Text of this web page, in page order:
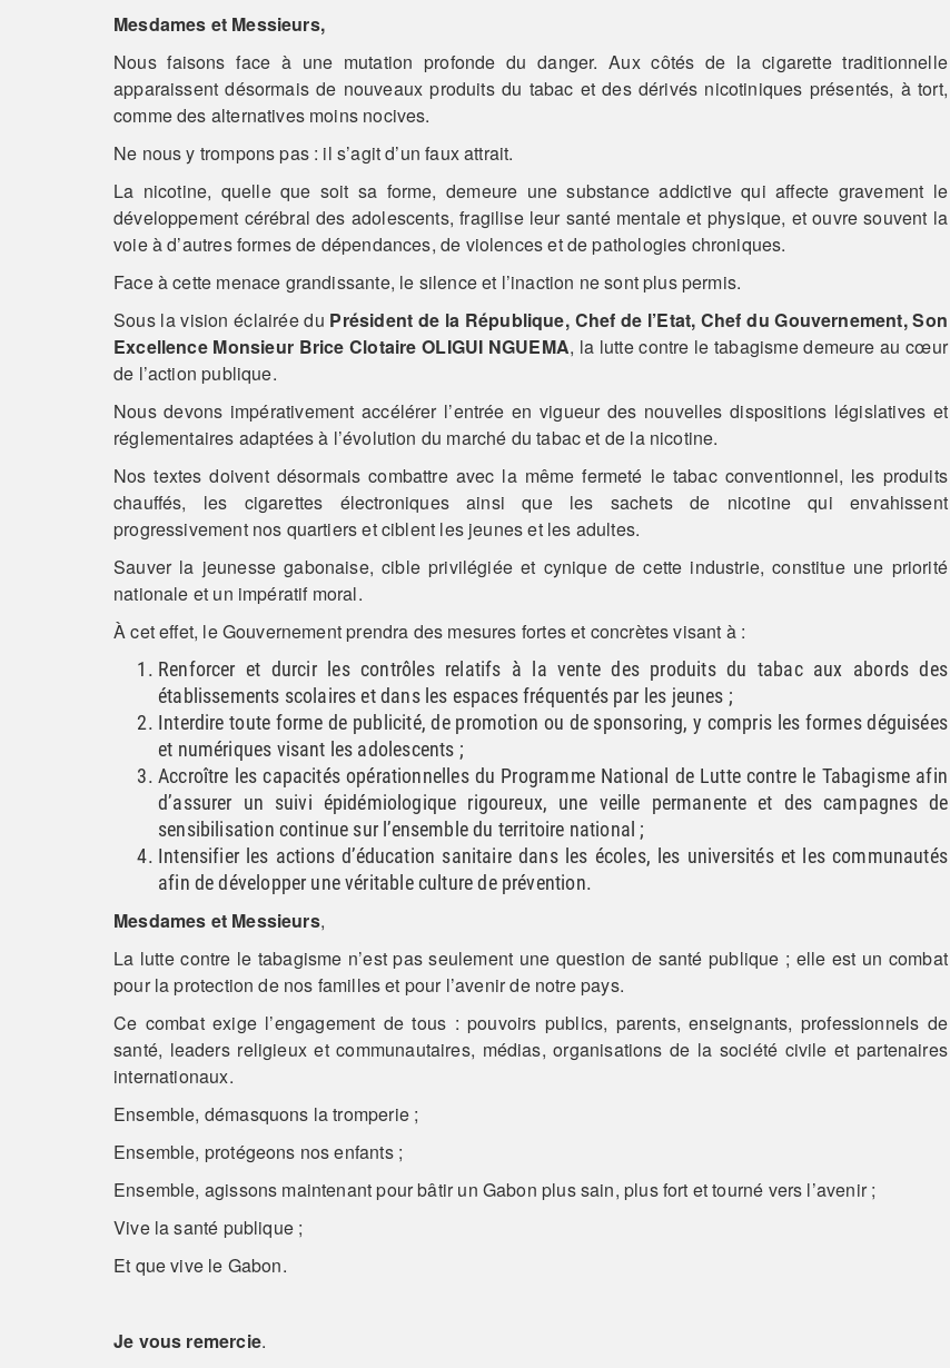
Mesdames et Messieurs,
Nous faisons face à une mutation profonde du danger. Aux côtés de la cigarette traditionnelle
apparaissent désormais de nouveaux produits du tabac et des dérivés nicotiniques présentés, à tort,
comme des alternatives moins nocives.
Ne nous y trompons pas : il s’agit d’un faux attrait.
La nicotine, quelle que soit sa forme, demeure une substance addictive qui affecte gravement le
développement cérébral des adolescents, fragilise leur santé mentale et physique, et ouvre souvent la
voie à d’autres formes de dépendances, de violences et de pathologies chroniques.
Face à cette menace grandissante, le silence et l’inaction ne sont plus permis.
Sous la vision éclairée du Président de la République, Chef de l’Etat, Chef du Gouvernement, Son
Excellence Monsieur Brice Clotaire OLIGUI NGUEMA, la lutte contre le tabagisme demeure au cœur
de l’action publique.
Nous devons impérativement accélérer l’entrée en vigueur des nouvelles dispositions législatives et
réglementaires adaptées à l’évolution du marché du tabac et de la nicotine.
Nos textes doivent désormais combattre avec la même fermeté le tabac conventionnel, les produits
chauffés, les cigarettes électroniques ainsi que les sachets de nicotine qui envahissent
progressivement nos quartiers et ciblent les jeunes et les adultes.
Sauver la jeunesse gabonaise, cible privilégiée et cynique de cette industrie, constitue une priorité
nationale et un impératif moral.
À cet effet, le Gouvernement prendra des mesures fortes et concrètes visant à :
Renforcer et durcir les contrôles relatifs à la vente des produits du tabac aux abords des
établissements scolaires et dans les espaces fréquentés par les jeunes ;
Interdire toute forme de publicité, de promotion ou de sponsoring, y compris les formes déguisées
et numériques visant les adolescents ;
Accroître les capacités opérationnelles du Programme National de Lutte contre le Tabagisme afin
d’assurer un suivi épidémiologique rigoureux, une veille permanente et des campagnes de
sensibilisation continue sur l’ensemble du territoire national ;
Intensifier les actions d’éducation sanitaire dans les écoles, les universités et les communautés
afin de développer une véritable culture de prévention.
Mesdames et Messieurs,
La lutte contre le tabagisme n’est pas seulement une question de santé publique ; elle est un combat
pour la protection de nos familles et pour l’avenir de notre pays.
Ce combat exige l’engagement de tous : pouvoirs publics, parents, enseignants, professionnels de
santé, leaders religieux et communautaires, médias, organisations de la société civile et partenaires
internationaux.
Ensemble, démasquons la tromperie ;
Ensemble, protégeons nos enfants ;
Ensemble, agissons maintenant pour bâtir un Gabon plus sain, plus fort et tourné vers l’avenir ;
Vive la santé publique ;
Et que vive le Gabon.
Je vous remercie.